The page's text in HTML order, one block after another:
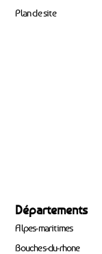
Plan de site
Départements
Alpes-maritimes
Bouches-du-rhone